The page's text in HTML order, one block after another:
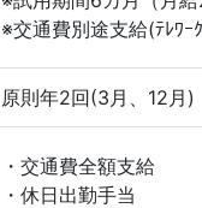
※交通費別途支給(ﾃﾚﾜｰ
原則年2回(3月、12月)
・交通費全額支給
・休日出勤手当